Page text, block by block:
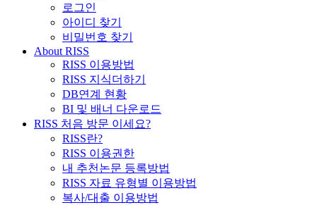
로그인
아이디 찾기
비밀번호 찾기
About RISS
RISS 이용방법
RISS 지식더하기
DB연계 현황
BI 및 배너 다운로드
RISS 처음 방문 이세요?
RISS란?
RISS 이용권한
내 추천논문 등록방법
RISS 자료 유형별 이용방법
복사/대출 이용방법